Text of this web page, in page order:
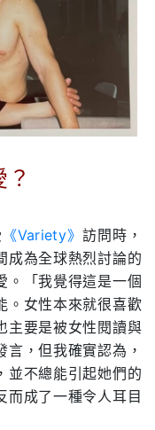
《Variety》 訪問時，
成為全球熱烈討論的
。「我覺得這是一個
。女性本來就很喜歡
主要是被女性閱讀與
，但我確實認為，
並不總能引起她們的
而成了一種令人耳目